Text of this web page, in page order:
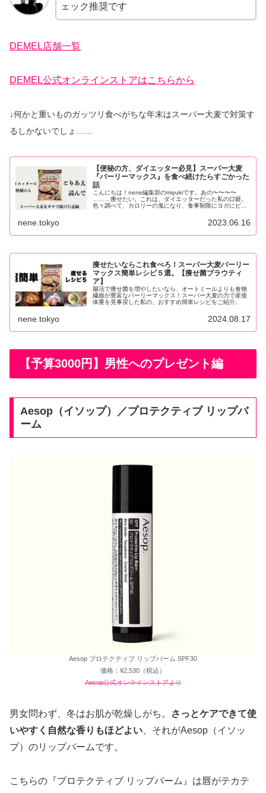
ェック推奨です
DEMEL店舗一覧
DEMEL公式オンラインストアはこちらから
↓何かと重いものガッツリ食べがちな年末はスーパー大麦で対策す
るしかないでしょ……
【便秘の方、ダイエッター必見】スーパー大麦
『バーリーマックス』を食べ続けたらすごかった
話
こんにちは！nene編集部のmiyukiです。あの〜〜〜〜
………痩せたい。これは、ダイエッターだった私の口癖。
色々調べて、カロリーの鬼になり、食事制限にヨガにピラ
nene.tokyo 2023.06.16
痩せたいならこれ食べろ！スーパー大麦バーリー
マックス簡単レシピ５選。【痩せ菌ブラウティ
ア】
腸活で痩せ菌を増やしたいなら、オートミールよりも食物
繊維が豊富なバーリーマックス！スーパー大麦の力で産後
体重を見事戻した私の、おすすめ簡単レシピをご紹介。
nene.tokyo 2024.08.17
【予算3000円】男性へのプレゼント編
Aesop（イソップ）／プロテクティブ リップバ
ーム
Aesop プロテクティブ リップバーム SPF30
価格：¥2,530（税込）
Aesop公式オンラインストアより
男女問わず、冬はお肌が乾燥しがち。
さっとケアできて使
いやすく自然な香りもほどよい 、それがAesop（イソッ
プ）のリップバームです。
こちらの『プロテクティブ リップバーム』は唇がテカテ